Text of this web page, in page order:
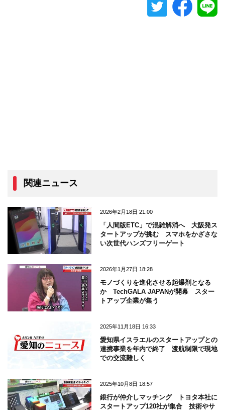
関連ニュース
2026年2月18日 21:00
「人間版ETC」で混雑解消へ 大阪発ス
タートアップが挑む スマホをかざさな
い次世代ハンズフリーゲート
2026年1月27日 18:28
モノづくりを進化させる起爆剤となる
か TechGALA JAPANが開幕 スター
トアップ企業が集う
2025年11月18日 16:33
愛知県イスラエルのスタートアップとの
連携事業を年内で終了 渡航制限で現地
での交流難しく
2025年10月8日 18:57
銀行が仲介しマッチング トヨタ本社に
スタートアップ120社が集合 技術やサ